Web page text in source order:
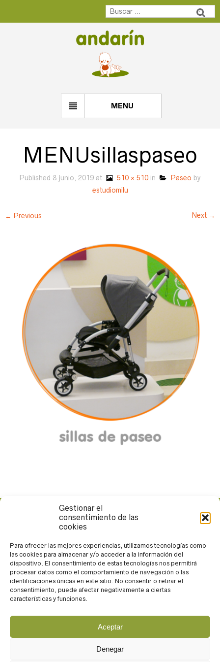
Gestionar el
consentimiento de las
cookies
Para ofrecer las mejores experiencias, utilizamos tecnologías como
las cookies para almacenar y/o acceder a la información del
dispositivo. El consentimiento de estas tecnologías nos permitirá
procesar datos como el comportamiento de navegación o las
identificaciones únicas en este sitio. No consentir o retirar el
consentimiento, puede afectar negativamente a ciertas
características y funciones.
Aceptar
Denegar
MENU
MENUsillaspaseo
Published 8 junio, 2019 at 510 × 510 in Paseo by
estudiomilu
← Previous Next →
Calle Rueda López, 13. 04004. Almería
Trabaja con nosotros